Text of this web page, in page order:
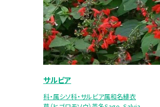
サルビア
科・属シソ科・サルビア属和名緋衣